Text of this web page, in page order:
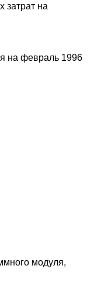
затрат на
на февраль 1996
модуля,